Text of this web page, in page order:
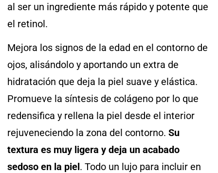
al ser un ingrediente más rápido y potente que
el retinol.
Mejora los signos de la edad en el contorno de
ojos, alisándolo y aportando un extra de
hidratación que deja la piel suave y elástica.
Promueve la síntesis de colágeno por lo que
redensifica y rellena la piel desde el interior
rejuveneciendo la zona del contorno. Su
textura es muy ligera y deja un acabado
sedoso en la piel. Todo un lujo para incluir en